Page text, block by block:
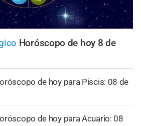
Horóscopo de hoy 8 de
de hoy para Piscis: 08 de
de hoy para Acuario: 08